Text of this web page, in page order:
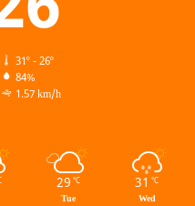
31º - 26º
84%
1.57 km/h
29 ℃
Tue
31 ℃
Wed